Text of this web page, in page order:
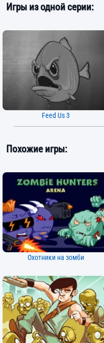
Игры из одной серии:
Feed Us 3
Похожие игры:
Охотники на зомби